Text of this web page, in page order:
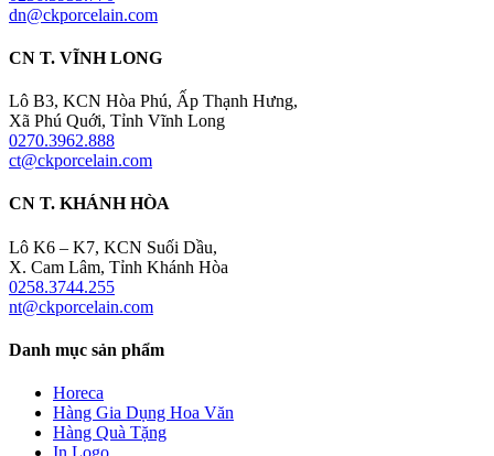
dn@ckporcelain.com
CN T. VĨNH LONG
Lô B3, KCN Hòa Phú, Ấp Thạnh Hưng,
Xã Phú Quới, Tỉnh Vĩnh Long
0270.3962.888
ct@ckporcelain.com
CN T. KHÁNH HÒA
Lô K6 – K7, KCN Suối Dầu,
X. Cam Lâm, Tỉnh Khánh Hòa
0258.3744.255
nt@ckporcelain.com
Danh mục sản phẩm
Horeca
Hàng Gia Dụng Hoa Văn
Hàng Quà Tặng